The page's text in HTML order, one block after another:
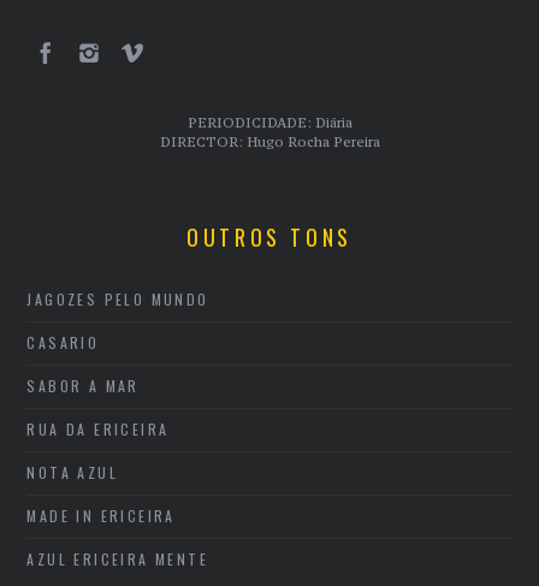
PERIODICIDADE: Diária
DIRECTOR: Hugo Rocha Pereira
OUTROS TONS
JAGOZES PELO MUNDO
CASARIO
SABOR A MAR
RUA DA ERICEIRA
NOTA AZUL
MADE IN ERICEIRA
AZUL ERICEIRA MENTE